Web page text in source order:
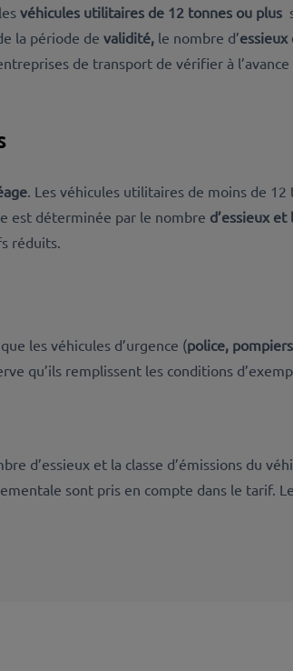
véhicules utilitaires de 12 tonnes ou plus
la période de validité, le nombre d’essieux
de transport de vérifier à l’avance
. Les véhicules utilitaires de moins de 12
est déterminée par le nombre d’essieux et
réduits.
les véhicules d’urgence (police,
qu’ils remplissent les conditions
d’essieux et la classe d’émissions du
sont pris en compte dans le tarif.